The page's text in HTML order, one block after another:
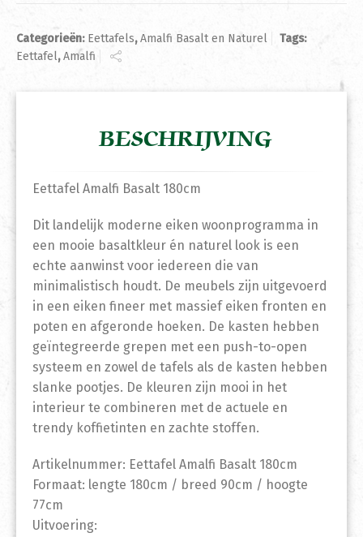
Categorieën: Eettafels,Amalfi Basalt en Naturel
Tags:
Eettafel,Amalfi
BESCHRIJVING
Eettafel Amalfi Basalt 180cm
Dit landelijk moderne eiken woonprogramma in
een mooie basaltkleur én naturel look is een
echte aanwinst voor iedereen die van
minimalistisch houdt. De meubels zijn uitgevoerd
in een eiken fineer met massief eiken fronten en
poten en afgeronde hoeken. De kasten hebben
geïntegreerde grepen met een push-to-open
systeem en zowel de tafels als de kasten hebben
slanke pootjes. De kleuren zijn mooi in het
interieur te combineren met de actuele en
trendy koffietinten en zachte stoffen.
Artikelnummer: Eettafel Amalfi Basalt 180cm
Formaat: lengte 180cm / breed 90cm / hoogte
77cm
Uitvoering: